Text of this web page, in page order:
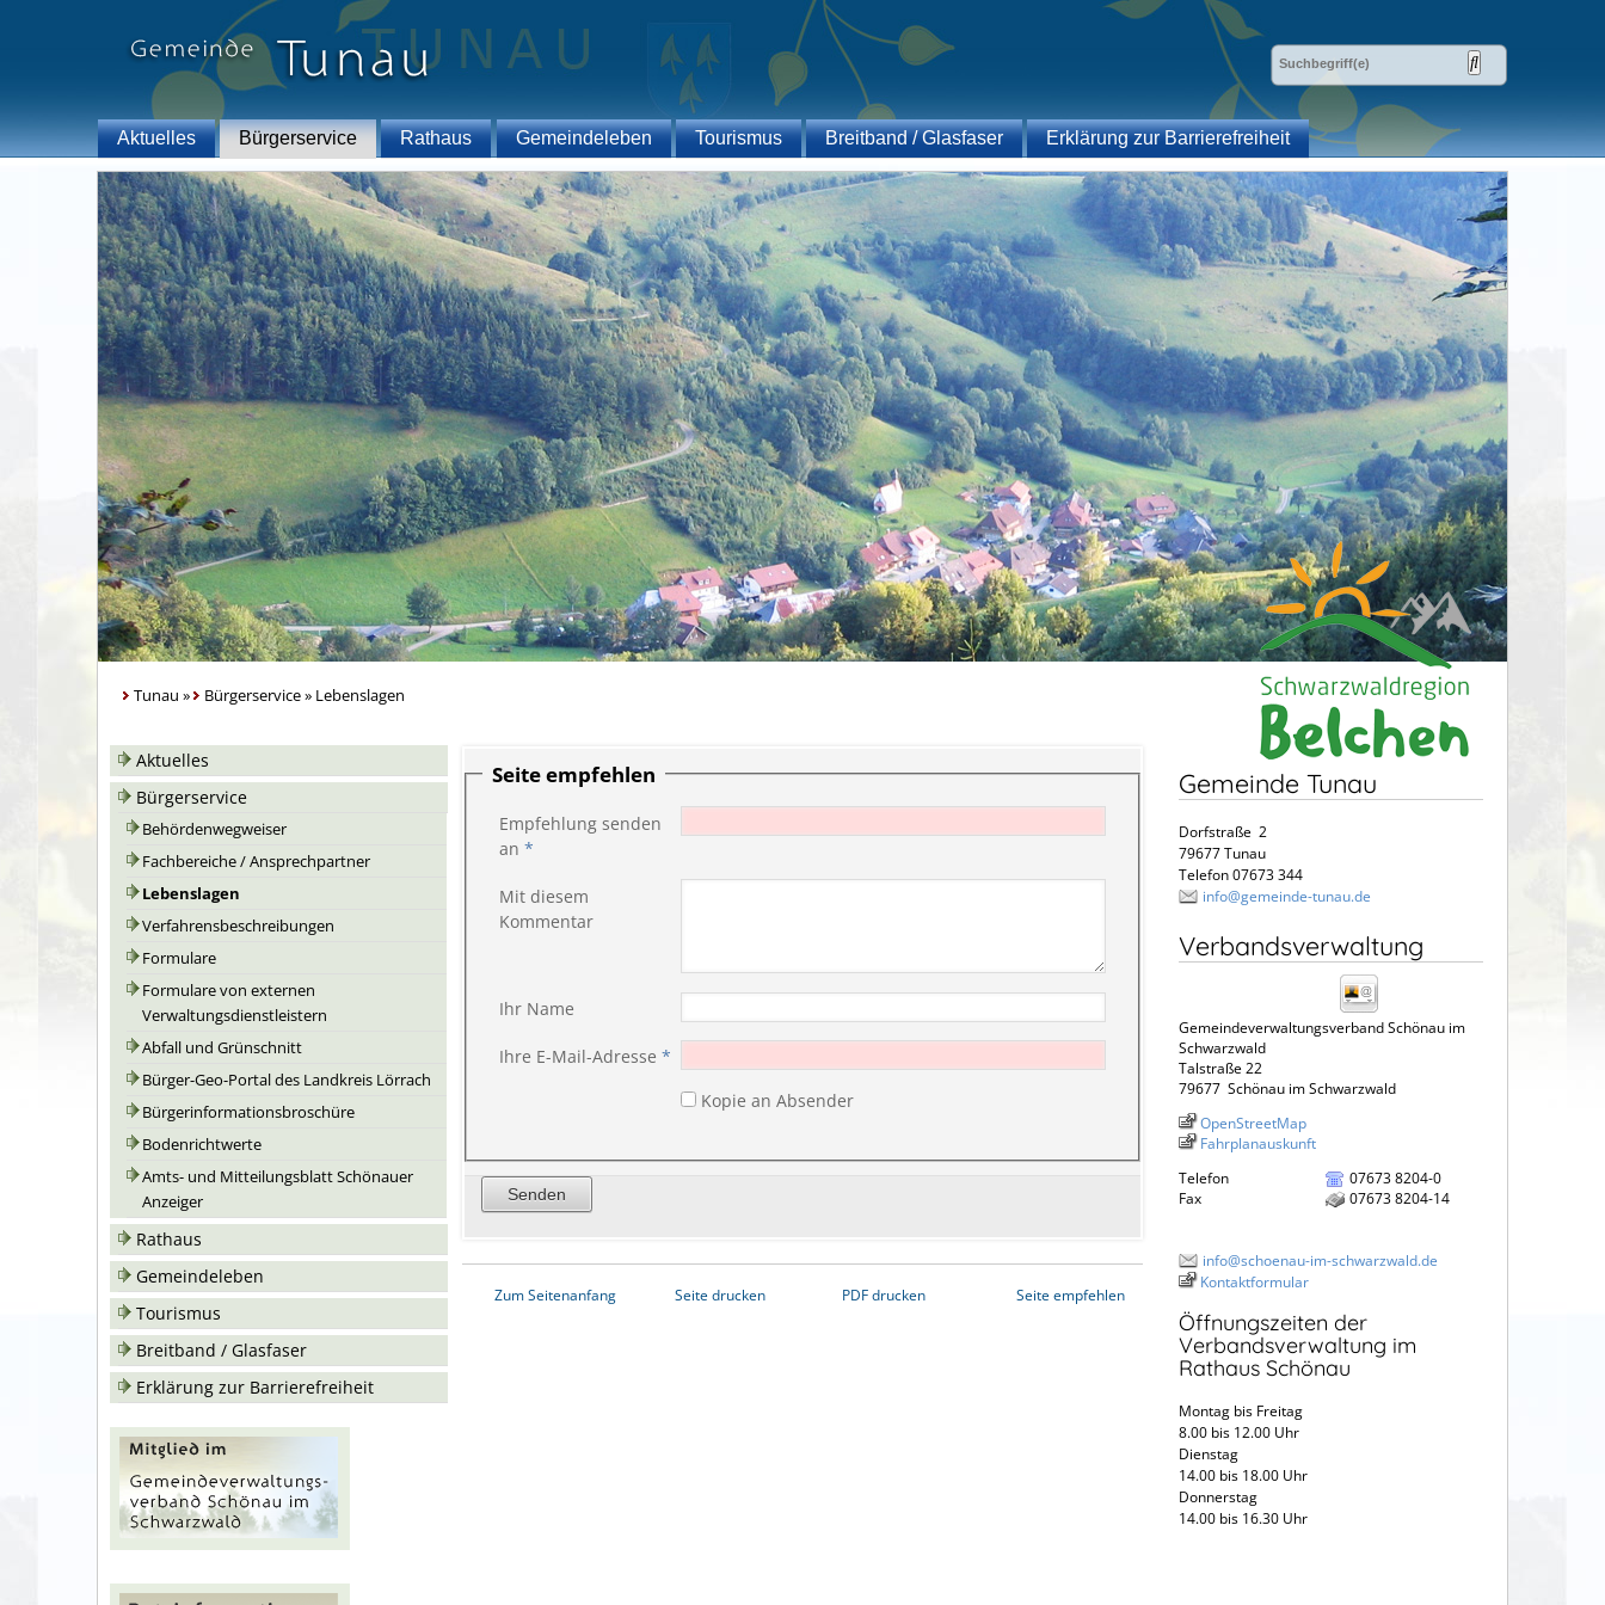
Aktuelles Bürgerservice Rathaus Gemeindeleben Tourismus Breitband / Glasfaser Erklärung zur Barrierefreiheit
Tunau » Bürgerservice» Lebenslagen
Aktuelles
Bürgerservice
Behördenwegweiser
Fachbereiche / Ansprechpartner
Lebenslagen
Verfahrensbeschreibungen
Formulare
Formulare von externen
Verwaltungsdienstleistern
Abfall und Grünschnitt
Bürger-Geo-Portal des Landkreis Lörrach
Bürgerinformationsbroschüre
Bodenrichtwerte
Amts- und Mitteilungsblatt Schönauer
Anzeiger
Rathaus
Gemeindeleben
Tourismus
Breitband / Glasfaser
Erklärung zur Barrierefreiheit
Seite empfehlen
Empfehlung senden
an *
Mit diesem
Kommentar
Ihr Name
Ihre E-Mail-Adresse *
Kopie an Absender
Zum Seitenanfang Seite drucken PDF drucken Seite empfehlen
Gemeinde Tunau
Dorfstraße 2
79677 Tunau
Telefon 07673 344
info@gemeinde-tunau.de
Verbandsverwaltung
Gemeindeverwaltungsverband Schönau im
Schwarzwald
Talstraße 22
79677 Schönau im Schwarzwald
OpenStreetMap
Fahrplanauskunft
Telefon
07673 8204-0
Fax
07673 8204-14
info@schoenau-im-schwarzwald.de
Kontaktformular
Öffnungszeiten der
Verbandsverwaltung im
Rathaus Schönau
Montag bis Freitag
8.00 bis 12.00 Uhr
Dienstag
14.00 bis 18.00 Uhr
Donnerstag
14.00 bis 16.30 Uhr